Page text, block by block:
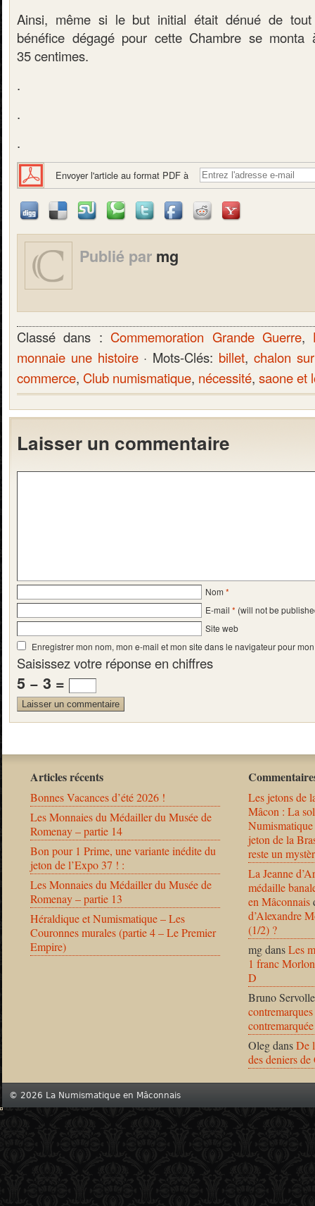
Ainsi, même si le but initial était dénué de tout
bénéfice dégagé pour cette Chambre se monta
35 centimes.
.
.
.
Envoyer l'article au format PDF à
Publié par mg
Classé dans : Commemoration Grande Guerre,
monnaie une histoire· Mots-Clés: billet, chalon
commerce, Club numismatique, nécessité, saone et
Laisser un commentaire
Nom *
E-mail * (will not be
Site web
Enregistrer mon nom, mon e-mail et mon site dans le navigateur pour
Saisissez votre réponse en chiffres
5 − 3 =
Articles récents
Bonnes Vacances d’été 2026 !
Les Monnaies du Médailler du Musée de
Romenay – partie 14
Bon pour 1 Prime, une variante inédite du
jeton de l’Expo 37 ! :
Les Monnaies du Médailler du Musée de
Romenay – partie 13
Héraldique et Numismatique – Les
Couronnes murales (partie 4 – Le Premier
Empire)
Les jetons de
Mâcon : La
jeton de la
reste un
La Jeanne
médaille
en Mâconnais
d’Alexandre
(1/2) ?
mgdansLes
1 franc
D
Bruno Servolle
OlegdansDe
des deniers
© 2026 La Numismatique en Mâconnais